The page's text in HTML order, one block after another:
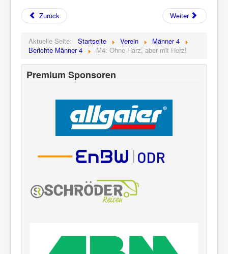
Zurück Weiter
Aktuelle Seite: Startseite Verein
Männer 4
Berichte Männer 4
M4: Ohne Harz, aber mit Herz!
Premium Sponsoren